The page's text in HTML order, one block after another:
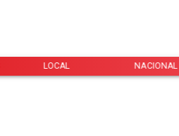
LOCAL NACIONAL